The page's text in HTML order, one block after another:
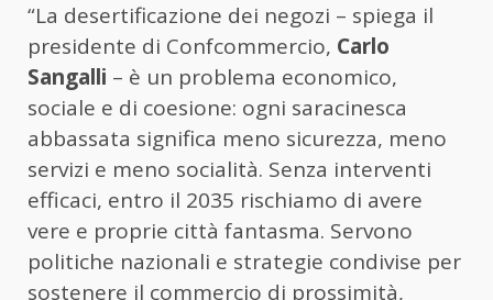
“La desertificazione dei negozi – spiega il
presidente di Confcommercio, Carlo
Sangalli – è un problema economico,
sociale e di coesione: ogni saracinesca
abbassata significa meno sicurezza, meno
servizi e meno socialità. Senza interventi
efficaci, entro il 2035 rischiamo di avere
vere e proprie città fantasma. Servono
politiche nazionali e strategie condivise per
sostenere il commercio di prossimità,